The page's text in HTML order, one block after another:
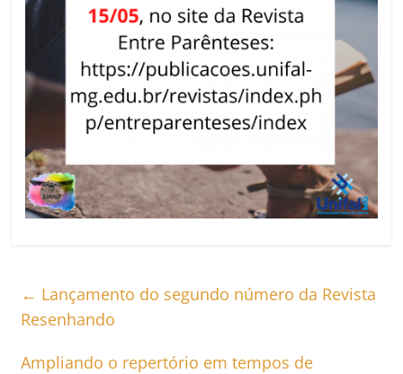
← Lançamento do segundo número da Revista
Resenhando
Ampliando o repertório em tempos de